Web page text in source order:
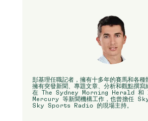
彭基理任職記者，擁有十多年的賽馬和各種
擁有突發新聞、專題文章、分析和觀點撰寫
在 The Sydney Morning Herald
Mercury 等新聞機構工作，也曾擔任
Sky Sports Radio 的現場主持。